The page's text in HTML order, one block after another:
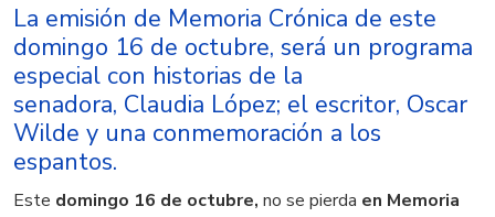
La emisión de Memoria Crónica de este
domingo 16 de octubre, será un programa
especial con historias de la
senadora, Claudia López; el escritor, Oscar
Wilde y una conmemoración a los
espantos.
Este domingo 16 de octubre, no se pierda en Memoria